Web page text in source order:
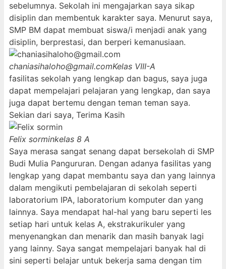
sebelumnya. Sekolah ini mengajarkan saya sikap
disiplin dan membentuk karakter saya. Menurut saya,
SMP BM dapat membuat siswa/i menjadi anak yang
disiplin, berprestasi, dan berperi kemanusiaan.
chaniasihaloho@gmail.comKelas VIII-A
fasilitas sekolah yang lengkap dan bagus, saya juga
dapat mempelajari pelajaran yang lengkap, dan saya
juga dapat bertemu dengan teman teman saya.
Sekian dari saya, Terima Kasih
Felix sorminkelas 8 A
Saya merasa sangat senang dapat bersekolah di SMP
Budi Mulia Pangururan. Dengan adanya fasilitas yang
lengkap yang dapat membantu saya dan yang lainnya
dalam mengikuti pembelajaran di sekolah seperti
laboratorium IPA, laboratorium komputer dan yang
lainnya. Saya mendapat hal-hal yang baru seperti les
setiap hari untuk kelas A, ekstrakurikuler yang
menyenangkan dan menarik dan masih banyak lagi
yang lainny. Saya sangat mempelajari banyak hal di
sini seperti belajar untuk bekerja sama dengan tim